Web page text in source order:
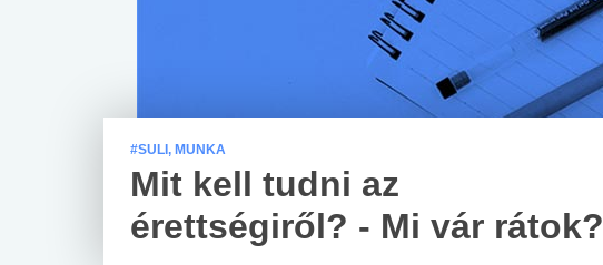
#SULI, MUNKA
Mit kell tudni az
érettségiről? - Mi vár rátok?